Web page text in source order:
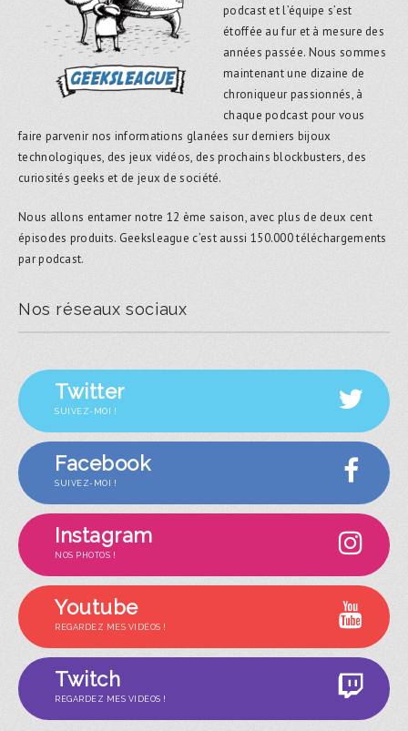
podcast et l’équipe s’est
étoffée au fur et à mesure des
années passée. Nous sommes
maintenant une dizaine de
chroniqueur passionnés, à
chaque podcast pour vous
faire parvenir nos informations glanées sur derniers bijoux
technologiques, des jeux vidéos, des prochains blockbusters, des
curiosités geeks et de jeux de société.
Nous allons entamer notre 12 ème saison, avec plus de deux cent
épisodes produits. Geeksleague c’est aussi 150.000 téléchargements
par podcast.
Nos réseaux sociaux
Twitter
SUIVEZ-MOI !
Facebook
SUIVEZ-MOI !
Instagram
NOS PHOTOS !
Youtube
REGARDEZ MES VIDÉOS !
Twitch
REGARDEZ MES VIDÉOS !